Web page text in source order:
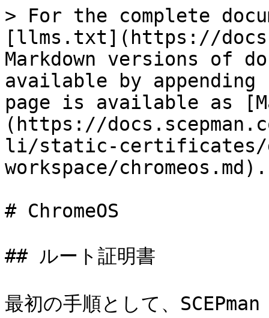
> For the complete
[llms.txt](https://
Markdown versions of
available by
page is available as
(https://
li/static-certificates/
workspace/chromeos.md).
# ChromeOS
## ルート証明書
最初の手順として、